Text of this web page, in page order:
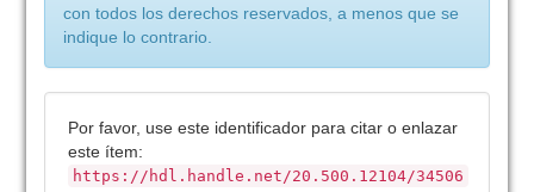
con todos los derechos reservados, a menos que se
indique lo contrario.
Por favor, use este identificador para citar o enlazar
este ítem:
https://hdl.handle.net/20.500.12104/34506